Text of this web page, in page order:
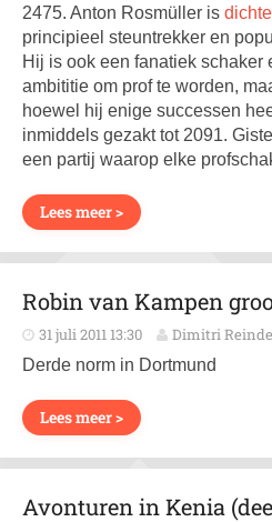
2475. Anton Rosmüller is
principieel steuntrekker en
Hij is ook een fanatiek schaker
ambititie om prof te worden,
hoewel hij enige successen
inmiddels gezakt tot 2091.
een partij waarop elke
Lees meer >
Robin van Kampen
31 juli 2011 13:30 Dimitri
Derde norm in Dortmund
Lees meer >
Avonturen in Kenia